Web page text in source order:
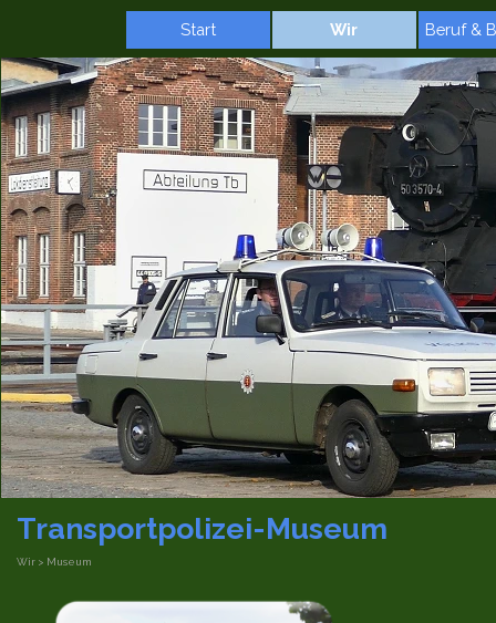
Direkt zum Seiteninhalt
Start
Wir ▼
Beruf &
Transportpolizei-Museum
Wir > Museum